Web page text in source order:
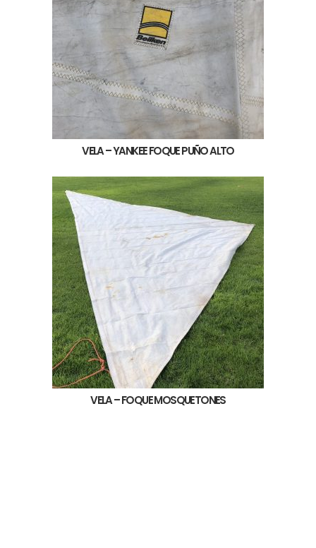
VELA – YANKEE FOQUE PUÑO ALTO
VELA – FOQUE MOSQUETONES